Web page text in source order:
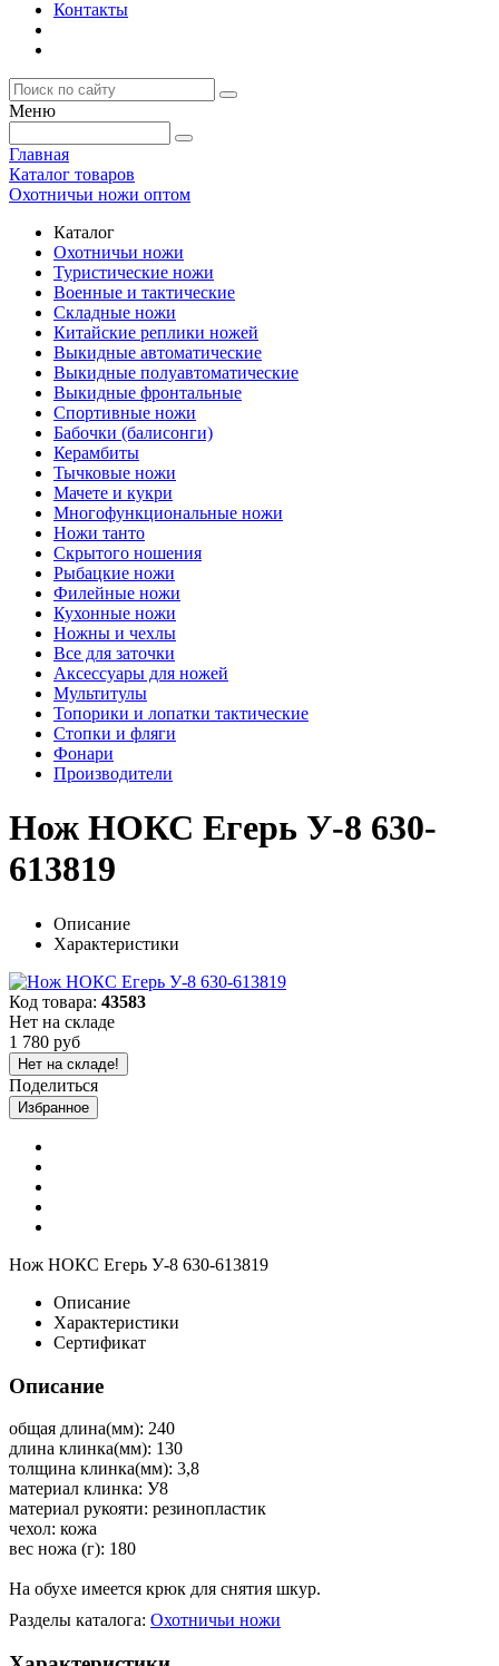
Контакты
Меню
Главная
Каталог товаров
Охотничьи ножи оптом
Каталог
Охотничьи ножи
Туристические ножи
Военные и тактические
Складные ножи
Китайские реплики ножей
Выкидные автоматические
Выкидные полуавтоматические
Выкидные фронтальные
Спортивные ножи
Бабочки (балисонги)
Керамбиты
Тычковые ножи
Мачете и кукри
Многофункциональные ножи
Ножи танто
Скрытого ношения
Рыбацкие ножи
Филейные ножи
Кухонные ножи
Ножны и чехлы
Все для заточки
Аксессуары для ножей
Мультитулы
Топорики и лопатки тактические
Стопки и фляги
Фонари
Производители
Нож НОКС Егерь У-8 630-
613819
Описание
Характеристики
Код товара: 43583
Нет на складе
1 780 руб
Нет на складе!
Поделиться
Избранное
Нож НОКС Егерь У-8 630-613819
Описание
Характеристики
Сертификат
Описание
общая длина(мм): 240
длина клинка(мм): 130
толщина клинка(мм): 3,8
материал клинка: У8
материал рукояти: резинопластик
чехол: кожа
вес ножа (г): 180
На обухе имеется крюк для снятия шкур.
Разделы каталога: Охотничьи ножи